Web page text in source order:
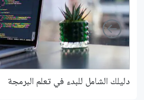
دليلك الشامل للبدء في تعلم البرمجة
Left